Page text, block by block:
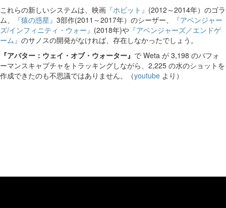
これらの新しいシステムは、映画 『ホビット』 (2012～2014年）のゴラ
ム、
『猿の惑星』 3部作(2011～2017年）のシーザー、
『アベンジャー
ズ/インフィニティ・ウォー』 (2018年)や 『アベンジャーズ／エンドゲ
ーム』 のサノスの開発がなければ、存在しなかったでしょう。
『アバター：ウェイ・オブ・ウォーター』 で Weta が 3,198 のパフォ
ーマンスキャプチャをトラッキングしながら、2,225 の水のショットを
作成できたのも不思議ではありません。（youtube より）